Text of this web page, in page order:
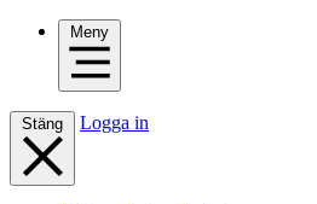
Meny
Stäng Logga in